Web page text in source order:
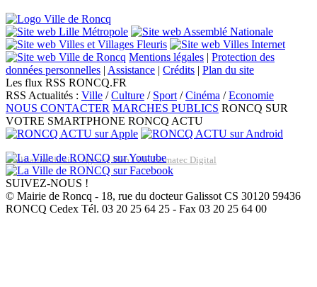
Mentions légales | Protection des
données personnelles | Assistance | Crédits | Plan du site
Les flux RSS RONCQ.FR
RSS Actualités : Ville /Culture / Sport /Cinéma /Economie
NOUS CONTACTER MARCHES PUBLICS RONCQ SUR
VOTRE SMARTPHONE RONCQ ACTU
Réalisation du site: Agence Web Lille Promatec Digital
SUIVEZ-NOUS !
© Mairie de Roncq - 18, rue du docteur Galissot CS 30120 59436
RONCQ Cedex Tél. 03 20 25 64 25 - Fax 03 20 25 64 00